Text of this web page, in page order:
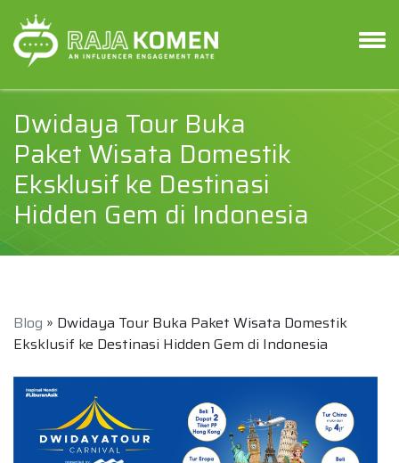
Dwidaya Tour Buka
Paket Wisata Domestik
Eksklusif ke Destinasi
Hidden Gem di Indonesia
Blog » Dwidaya Tour Buka Paket Wisata Domestik
Eksklusif ke Destinasi Hidden Gem di Indonesia